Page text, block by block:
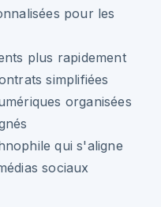
pour les
plus rapidement
simplifiées
organisées
qui s'aligne
sociaux